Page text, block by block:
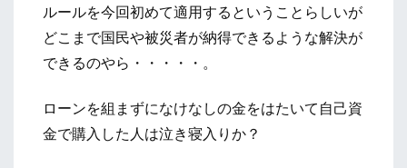
ルールを今回初めて適用するということらしいが
どこまで国民や被災者が納得できるような解決が
できるのやら・・・・・。
ローンを組まずになけなしの金をはたいて自己資
金で購入した人は泣き寝入りか？